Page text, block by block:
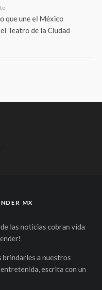
que une el México
Teatro de la Ciudad
MX
las noticias cobran vida
a nuestros
escrita con un